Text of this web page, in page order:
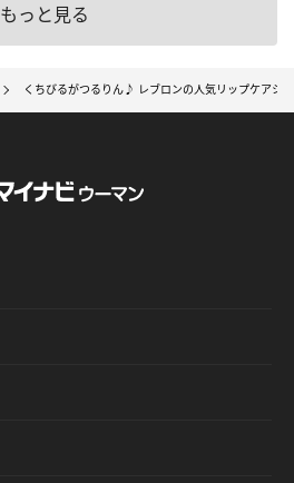
もっと見る
くちびるがつるりん♪ レブロンの人気リップケアシ